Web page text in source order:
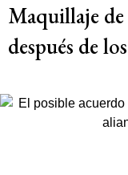
Maquillaje
después de